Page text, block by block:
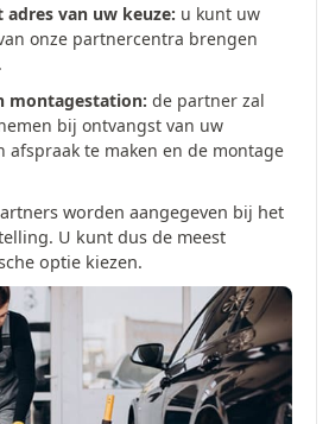
van uw keuze: u kunt uw
onze partnercentra brengen
montagestation: de partner zal
bij ontvangst van uw
afspraak te maken en de montage
worden aangegeven bij het
U kunt dus de meest
optie kiezen.